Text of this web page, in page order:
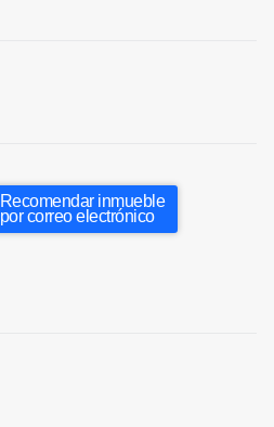
Recomendar inmueble
por correo electrónico